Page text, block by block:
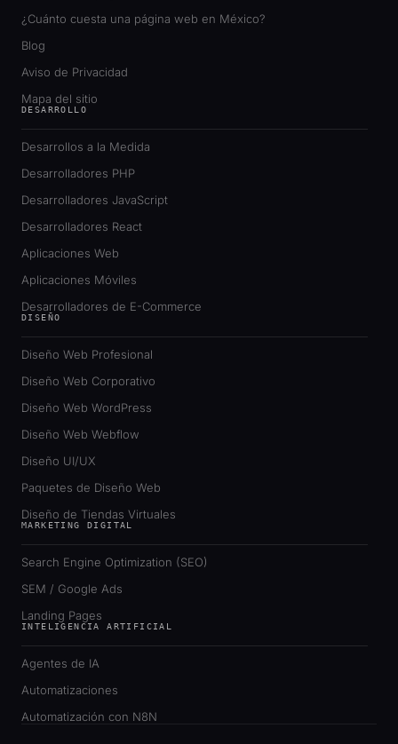
¿Cuánto cuesta una página web en México?
Blog
Aviso de Privacidad
Mapa del sitio
DESARROLLO
Desarrollos a la Medida
Desarrolladores PHP
Desarrolladores JavaScript
Desarrolladores React
Aplicaciones Web
Aplicaciones Móviles
Desarrolladores de E-Commerce
DISEÑO
Diseño Web Profesional
Diseño Web Corporativo
Diseño Web WordPress
Diseño Web Webflow
Diseño UI/UX
Paquetes de Diseño Web
Diseño de Tiendas Virtuales
MARKETING DIGITAL
Search Engine Optimization (SEO)
SEM / Google Ads
Landing Pages
INTELIGENCIA ARTIFICIAL
Agentes de IA
Automatizaciones
Automatización con N8N